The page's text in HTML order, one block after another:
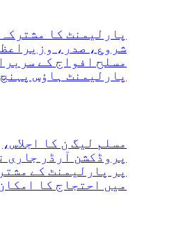
پارلیمنٹ کا مشترکہ
شروع، صدر،
مسلح افواج کے
پارلیمنٹ ہاؤس
مسلم لیگ ن کا اجلاس،
پروڈکشن آرڈر جاری
پر پارلیمنٹ کے
میں احتجاج کا